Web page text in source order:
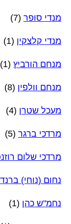
מנדי סופר (7)
מנדי קלצקין (1)
מנחם הורביץ (1)
מנחם וולפין (8)
מעכל שטרן (4)
מרדכי ברגר (5)
מרדכי שלום
נחום (נוחי)
נחמ"ש כהן (1)